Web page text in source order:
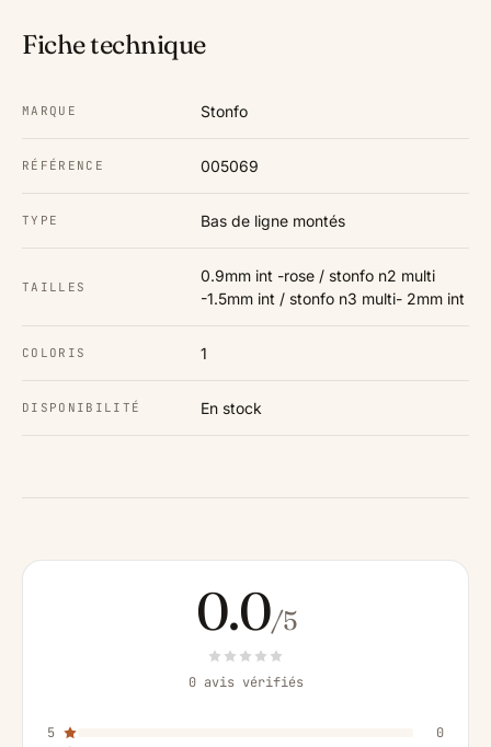
Fiche technique
MARQUE Stonfo
RÉFÉRENCE 005069
TYPE Bas de ligne montés
TAILLES
0.9mm int -rose / stonfo n2 multi
-1.5mm int / stonfo n3 multi- 2mm int
COLORIS 1
DISPONIBILITÉ En stock
0.0/5
0 avis vérifiés
5
0